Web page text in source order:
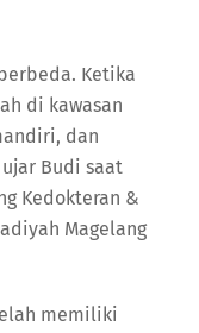
Ketika
di kawasan
dan
Budi saat
Kedokteran &
Magelang
memiliki